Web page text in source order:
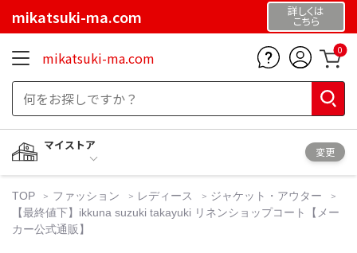
mikatsuki-ma.com 詳しくは
こちら
mikatsuki-ma.com 0
マイストア
変更
TOP ファッション レディース
ジャケット・アウター
【最終値下】ikkuna suzuki takayuki リネンショップコート【メー
カー公式通販】